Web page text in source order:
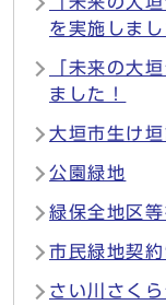
を実施しまし
「未来の大
ました！
大垣市生け
公園緑地
緑保全地区
市民緑地契
さい川さくら